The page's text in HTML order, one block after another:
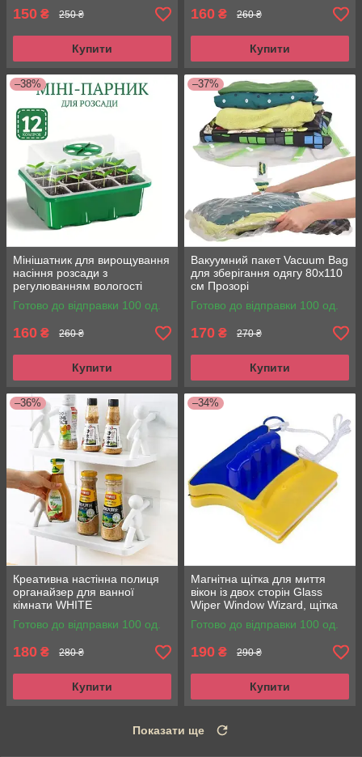
150 ₴ 250 ₴
Купити
160 ₴ 260 ₴
Купити
–38%
Мінішатник для вирощування
насіння розсади з
регулюванням вологості
Готово до відправки 100 од.
160 ₴ 260 ₴
Купити
–37%
Вакуумний пакет Vacuum Bag
для зберігання одягу 80x110
см Прозорі
Готово до відправки 100 од.
170 ₴ 270 ₴
Купити
–36%
Креативна настінна полиця
органайзер для ванної
кімнати WHITE
Готово до відправки 100 од.
180 ₴ 280 ₴
Купити
–34%
Магнітна щітка для миття
вікон із двох сторін Glass
Wiper Window Wizard, щітка
для вікон, миття вікон
Готово до відправки 100 од.
190 ₴ 290 ₴
Купити
Показати ще